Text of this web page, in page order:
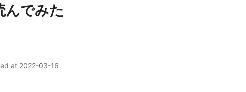
んでみた
at 2022-03-16